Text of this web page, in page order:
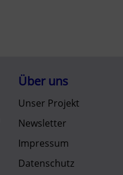
Über uns
Unser Projekt
Newsletter
Impressum
Datenschutz